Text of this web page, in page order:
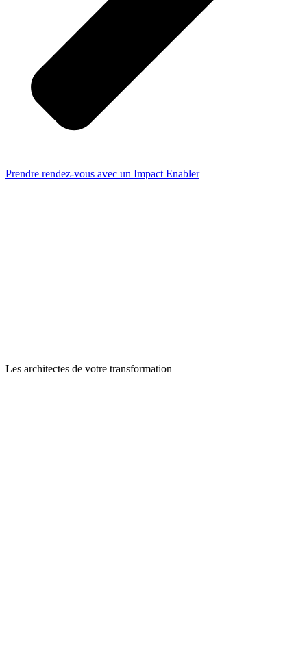
Prendre rendez-vous avec un Impact Enabler
Les architectes de votre transformation